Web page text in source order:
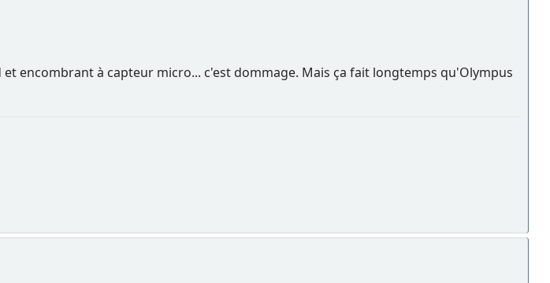
encombrant à capteur micro... c'est dommage. Mais ça fait longtemps qu'Olympus